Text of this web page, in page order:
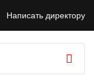
Написать директору